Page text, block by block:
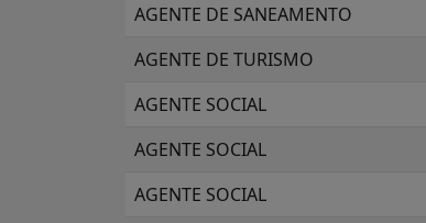
AGENTE DE SANEAMENTO
AGENTE DE TURISMO
AGENTE SOCIAL
AGENTE SOCIAL
AGENTE SOCIAL